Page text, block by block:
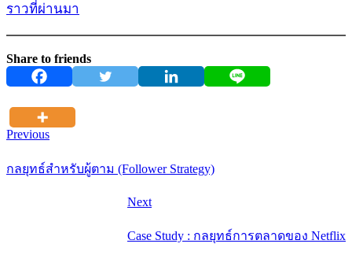
ราวที่ผ่านมา
Share to friends
Previous
กลยุทธ์สำหรับผู้ตาม (Follower Strategy)
Next
Case Study : กลยุทธ์การตลาดของ Netflix